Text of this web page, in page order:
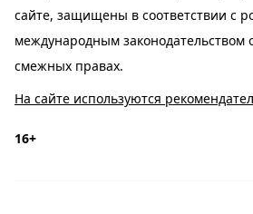
сайте, защищены в соответствии с
международным законодательством
смежных правах.
На сайте используются
16+